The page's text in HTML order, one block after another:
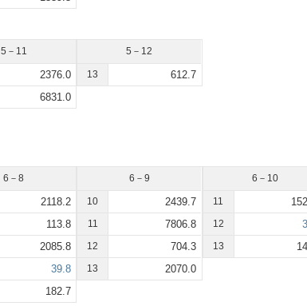
5－11
2376.0
6831.0
5－12
13 612.7
6－8
2118.2
113.8
2085.8
39.8
182.7
6－9
10 2439.7
11 7806.8
12 704.3
13 2070.0
6－10
11
12
13